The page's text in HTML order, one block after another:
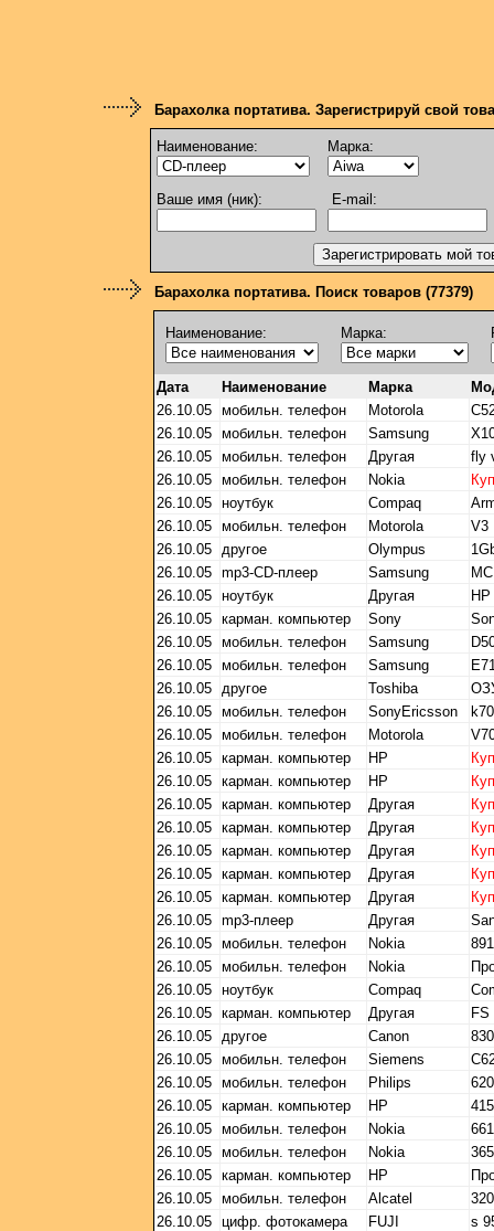
Барахолка портатива. Зарегистрируй свой
Наименование: Марка:
Ваше имя (ник): E-mail:
Барахолка портатива. Поиск товаров (77379)
Наименование: Марка:
Дата Наименование Марка
26.10.05 мобильн. телефон Motorola
26.10.05 мобильн. телефон Samsung
26.10.05 мобильн. телефон Другая
fly
26.10.05 мобильн. телефон Nokia
26.10.05 ноутбук Compaq
26.10.05 мобильн. телефон Motorola
V3
26.10.05 другое Olympus
26.10.05 mp3-CD-плеер Samsung
26.10.05 ноутбук Другая
26.10.05 карман. компьютер Sony
26.10.05 мобильн. телефон Samsung
26.10.05 мобильн. телефон Samsung
26.10.05 другое Toshiba
26.10.05 мобильн. телефон SonyEricsson
26.10.05 мобильн. телефон Motorola
26.10.05 карман. компьютер HP
26.10.05 карман. компьютер HP
26.10.05 карман. компьютер Другая
26.10.05 карман. компьютер Другая
26.10.05 карман. компьютер Другая
26.10.05 карман. компьютер Другая
26.10.05 карман. компьютер Другая
26.10.05 mp3-плеер Другая
26.10.05 мобильн. телефон Nokia
26.10.05 мобильн. телефон Nokia
26.10.05 ноутбук Compaq
26.10.05 карман. компьютер Другая
FS
26.10.05 другое Canon
830
26.10.05 мобильн. телефон Siemens
26.10.05 мобильн. телефон Philips
26.10.05 карман. компьютер HP
26.10.05 мобильн. телефон Nokia
26.10.05 мобильн. телефон Nokia
26.10.05 карман. компьютер HP
26.10.05 мобильн. телефон Alcatel
320
26.10.05 цифр. фотокамера FUJI
s